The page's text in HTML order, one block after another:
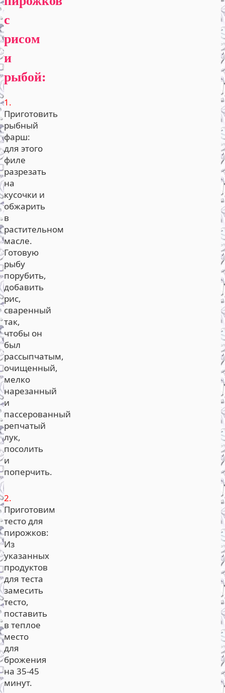
с
рисом
и
рыбой:
1.
Приготовить
рыбный
фарш:
для этого
филе
разрезать
на
кусочки и
обжарить
в
растительном
масле.
Готовую
рыбу
порубить,
добавить
рис,
сваренный
так,
чтобы он
был
рассыпчатым,
очищенный,
мелко
нарезанный
и
пассерованный
репчатый
лук,
посолить
и
поперчить.
2.
Приготовим
тесто для
пирожков:
Из
указанных
продуктов
для теста
замесить
тесто,
поставить
в теплое
место
для
брожения
на 35-45
минут.